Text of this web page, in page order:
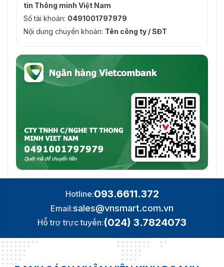
tin Thông minh Việt Nam
Số tài khoản: 0491001797979
Nội dung chuyển khoản: Tên công ty / SĐT
Hotline:093.6611.372
Email:sales@vnsmart.com.vn
Hỗ trợ trực tuyến:(024) 3.7824073